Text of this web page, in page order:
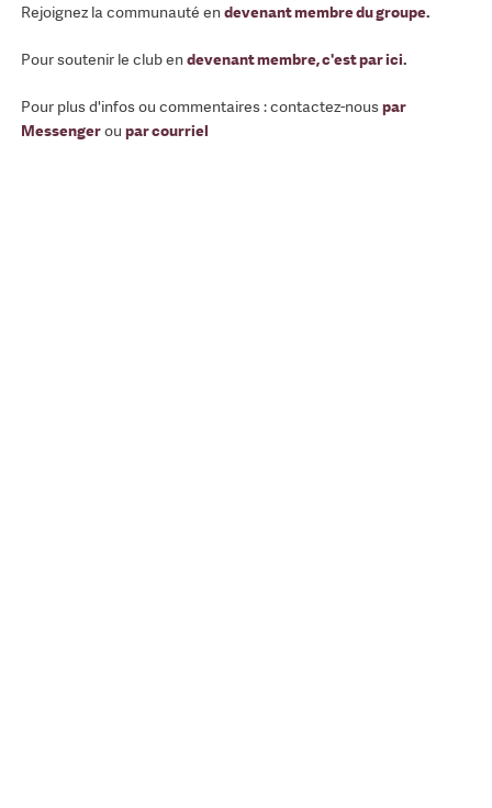
Rejoignez la communauté endevenant membre du groupe.
Pour soutenir le club endevenant membre, c'est par ici.
Pour plus d'infos ou commentaires : contactez-nouspar
Messengerou par courriel